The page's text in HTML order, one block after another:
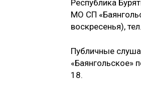
Рес­публика
МО СП
воскресенья)­,
Публичные
«Баянгольское»
18.